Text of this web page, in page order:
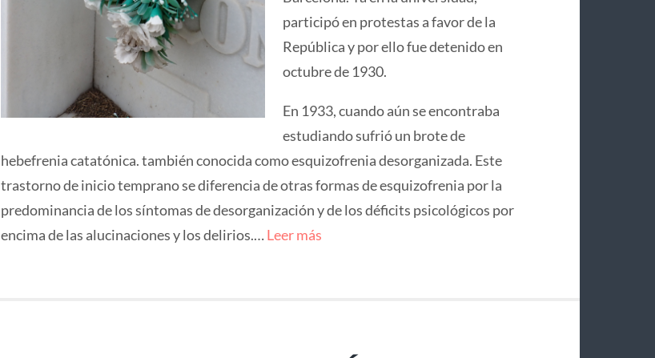
participó en protestas a favor de la
República y por ello fue detenido en
octubre de 1930.
En 1933, cuando aún se encontraba
estudiando sufrió un brote de
hebefrenia catatónica. también conocida como esquizofrenia desorganizada. Este
trastorno de inicio temprano se diferencia de otras formas de esquizofrenia por la
predominancia de los síntomas de desorganización y de los déficits psicológicos por
encima de las alucinaciones y los delirios.…Leer más